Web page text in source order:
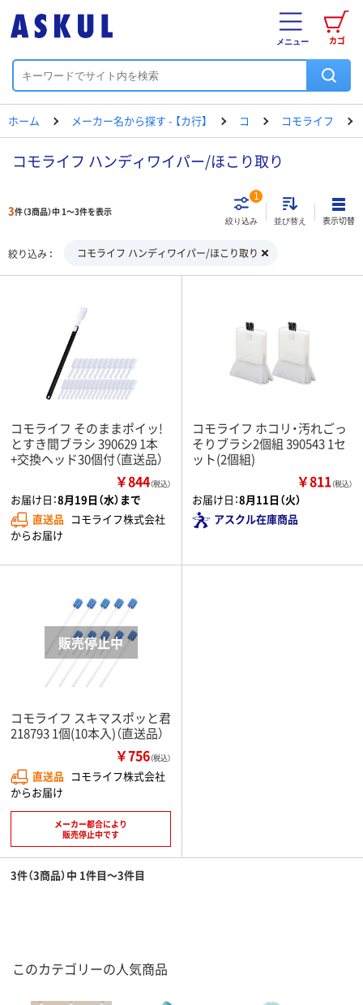
カゴ
メニュー
ホーム メーカー名から探す - 【カ行】 コ コモライフ
コモライフ ハンディワイパー/ほこり取り
3件（3商品）中 1～3件を表示
絞り込み
1
並び替え 表示切替
絞り込み コモライフ ハンディワイパー/ほこり取り
コモライフ そのままポイッ!
とすき間ブラシ 390629 1本
+交換ヘッド30個付（直送品）
￥844（税込）
お届け日：8月19日（水）まで
直送品 コモライフ株式会社
からお届け
コモライフ ホコリ・汚れごっ
そりブラシ2個組 390543 1セ
ット(2個組)
￥811（税込）
お届け日：8月11日（火）
アスクル在庫商品
コモライフ スキマスポッと君
218793 1個(10本入)（直送品）
￥756（税込）
直送品 コモライフ株式会社
からお届け
メーカー都合により
販売停止中です
3件（3商品）中 1件目～3件目
このカテゴリーの人気商品